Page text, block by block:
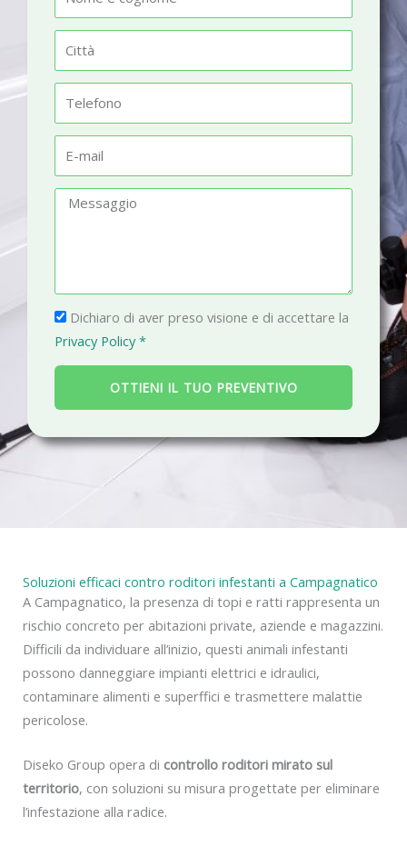
m
t
à
l
fm
a
g
g
i
P
r
i
a
c
Dichiaro di aver preso visione e di accettare la
Privacy Policy *
OTTIENI IL TUO PREVENTIVO
Soluzioni efficaci contro roditori infestanti a Campagnatico
A Campagnatico, la presenza di topi e ratti rappresenta un
rischio concreto per abitazioni private, aziende e magazzini.
Difficili da individuare all’inizio, questi animali infestanti
possono danneggiare impianti elettrici e idraulici,
contaminare alimenti e superffici e trasmettere malattie
pericolose.
Diseko Group opera di controllo roditori mirato sul
territorio, con soluzioni su misura progettate per eliminare
l’infestazione alla radice.